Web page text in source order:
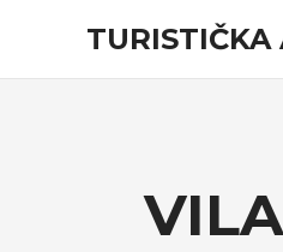
content
Turistička